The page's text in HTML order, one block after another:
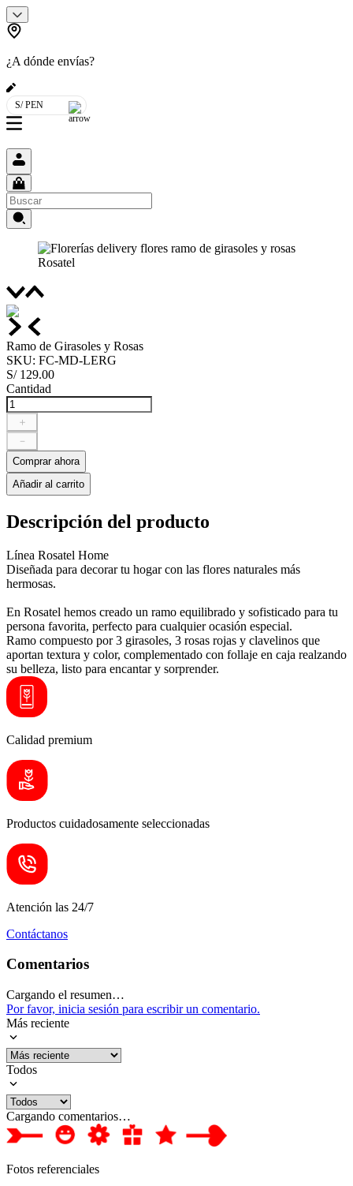
¿A dónde envías?
S/ PEN
Ramo de Girasoles y Rosas
SKU: FC-MD-LERG
S/ 129.00
Cantidad
＋
－
Comprar ahora
Añadir al carrito
Descripción del producto
Línea Rosatel Home
Diseñada para decorar tu hogar con las flores naturales más
hermosas.
En Rosatel hemos creado un ramo equilibrado y sofisticado para tu
persona favorita, perfecto para cualquier ocasión especial.
Ramo compuesto por 3 girasoles, 3 rosas rojas y clavelinos que
aportan textura y color, complementado con follaje en caja realzando
su belleza, listo para encantar y sorprender.
Calidad premium
Productos cuidadosamente seleccionadas
Atención las 24/7
Contáctanos
Comentarios
Cargando el resumen…
Por favor, inicia sesión para escribir un comentario.
Más reciente
Todos
Cargando comentarios…
Fotos referenciales